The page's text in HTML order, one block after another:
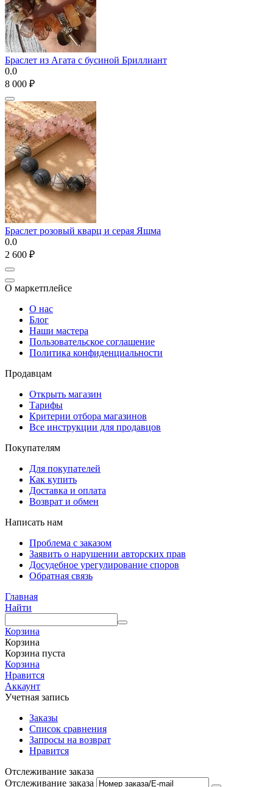
Браслет из Агата с бусиной Бриллиант
0.0
8 000 ₽
Браслет розовый кварц и серая Яшма
0.0
2 600 ₽
О маркетплейсе
О нас
Блог
Наши мастера
Пользовательское соглашение
Политика конфиденциальности
Продавцам
Открыть магазин
Тарифы
Критерии отбора магазинов
Все инструкции для продавцов
Покупателям
Для покупателей
Как купить
Доставка и оплата
Возврат и обмен
Написать нам
Проблема с заказом
Заявить о нарушении авторских прав
Досудебное урегулирование споров
Обратная связь
Главная
Найти
Корзина
Корзина
Корзина пуста
Корзина
Нравится
Аккаунт
Учетная запись
Заказы
Список сравнения
Запросы на возврат
Нравится
Отслеживание заказа
Отслеживание заказа